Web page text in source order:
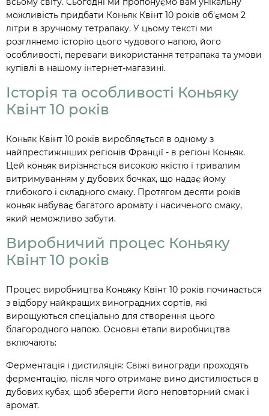
можливість придбати Коньяк Квінт 10 років об'ємом 2
літри в зручному тетрапаку. У цьому тексті ми
розглянемо історію цього чудового напою, його
особливості, переваги використання тетрапака та умови
купівлі в нашому інтернет-магазині.
Історія та особливості Коньяку
Квінт 10 років
Коньяк Квінт 10 років виробляється в одному з
найпрестижніших регіонів Франції - в регіоні Коньяк.
Цей коньяк вирізняється високою якістю і тривалим
витримуванням у дубових бочках, що надає йому
глибокого і складного смаку. Протягом десяти років
коньяк набуває багатого аромату і насиченого смаку,
який неможливо забути.
Виробничий процес Коньяку
Квінт 10 років
Процес виробництва Коньяку Квінт 10 років починається
з відбору найкращих виноградних сортів, які
вирощуються спеціально для створення цього
благородного напою. Основні етапи виробництва
включають:
Ферментація і дистиляція: Свіжі виногради проходять
ферментацію, після чого отримане вино дистилюється в
дубових кубах, щоб зберегти його неповторний смак і
аромат.